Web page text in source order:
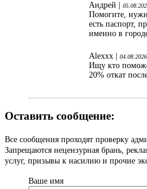
Андрей |
Помогите,
есть паспорт,
именно в
Alexxx | 04.08.2026
Ищу кто
20% откат
Оставить сообщение:
Все сообщения проходят проверку
Запрещаются нецензурная брань,
услуг, призывы к насилию и прочие
Ваше имя